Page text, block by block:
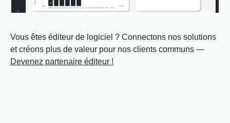
Vous êtes éditeur de logiciel ? Connectons nos solutions
et créons plus de valeur pour nos clients communs —
Devenez partenaire éditeur !